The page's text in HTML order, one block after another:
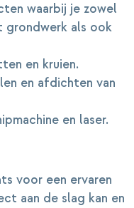
waarbij je zowel
grondwerk als ook
en kruien.
en afdichten van
en laser.
voor een ervaren
aan de slag kan en